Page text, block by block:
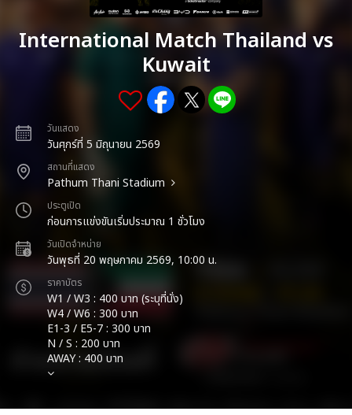
International Match Thailand vs
Kuwait
วันแสดง
วันศุกร์ที่ 5 มิถุนายน 2569
สถานที่แสดง
Pathum Thani Stadium
ประตูเปิด
ก่อนการแข่งขันเริ่มประมาณ 1 ชั่วโมง
วันเปิดจำหน่าย
วันพุธที่ 20 พฤษภาคม 2569, 10:00 น.
ราคาบัตร
W1 / W3 : 400 บาท (ระบุที่นั่ง)
W4 / W6 : 300 บาท
E1-3 / E5-7 : 300 บาท
N / S : 200 บาท
AWAY : 400 บาท